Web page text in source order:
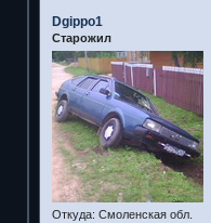
Dgippo1
Старожил
Откуда: Смоленская обл.